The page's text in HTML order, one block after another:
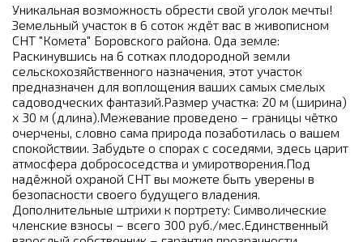
Уникальная возможность обрести свой уголок мечты!
Земельный участок в 6 соток ждёт вас в живописном
СНТ "Комета" Боровского района. Ода земле:
Раскинувшись на 6 сотках плодородной земли
сельскохозяйственного назначения, этот участок
предназначен для воплощения ваших самых смелых
садоводческих фантазий.Размер участка: 20 м (ширина)
x 30 м (длина).Межевание проведено – границы чётко
очерчены, словно сама природа позаботилась о вашем
спокойствии. Забудьте о спорах с соседями, здесь царит
атмосфера добрососедства и умиротворения.Под
надёжной охраной СНТ вы можете быть уверены в
безопасности своего будущего владения.
Дополнительные штрихи к портрету: Символические
членские взносы – всего 300 руб./мес.Единственный